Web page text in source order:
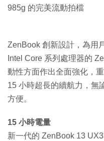
985g 的完美流動拍檔
ZenBook 創新設計，為用
Intel Core 系列處理器的
動性方面作出全面強化，
15 小時超長的續航力，無
方便。
15 小時電量
新一代的 ZenBook 13